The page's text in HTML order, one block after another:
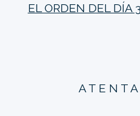
EL ORDEN DEL DÍA
A T E N T